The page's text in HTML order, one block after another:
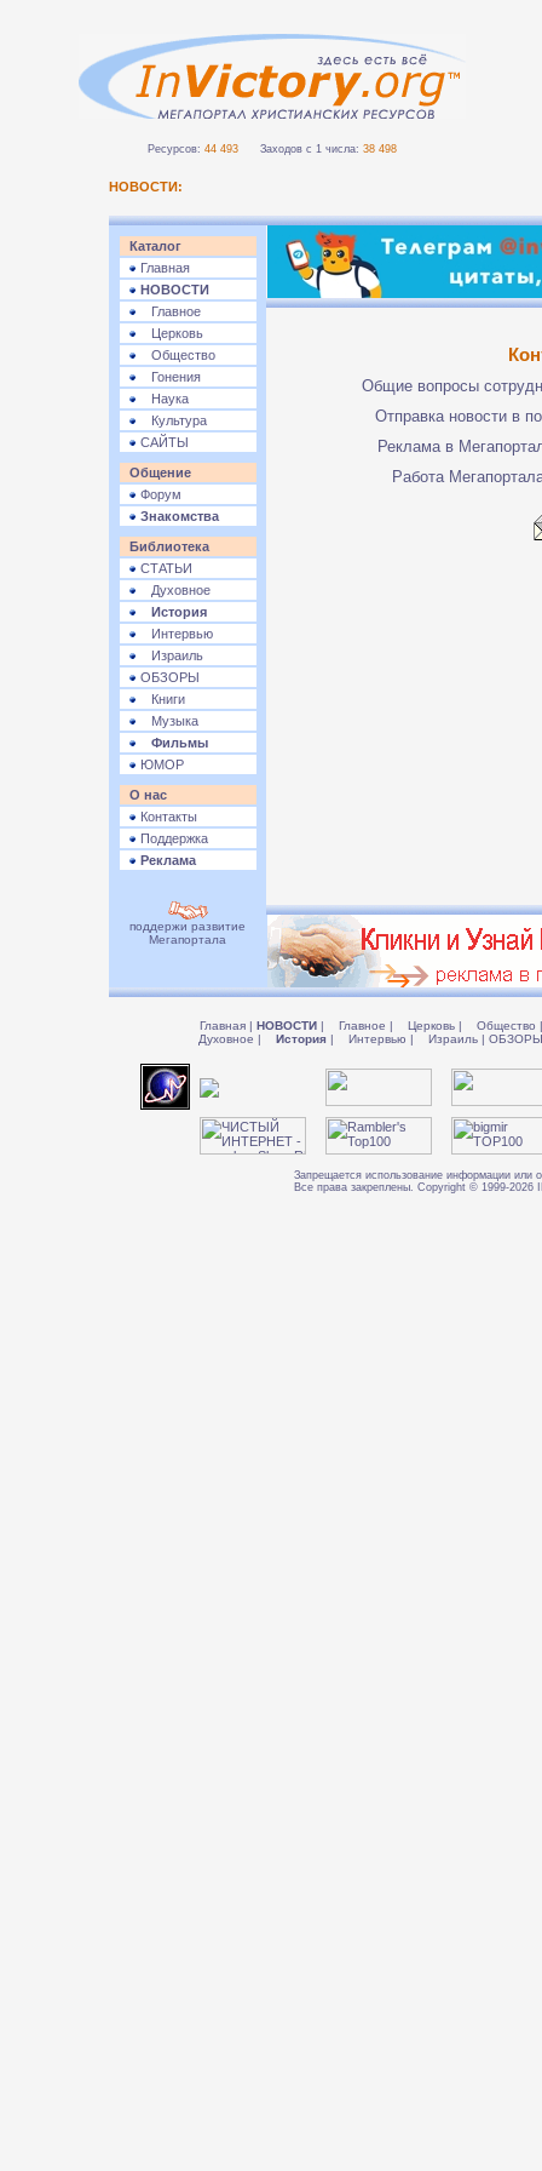
Ресурсов: 44 493 Заходов с 1 числа: 38 498
НОВОСТИ:
Каталог
Главная
НОВОСТИ
Главное
Церковь
Общество
Гонения
Наука
Культура
САЙТЫ
Общение
Форум
Знакомства
Библиотека
СТАТЬИ
Духовное
История
Интервью
Израиль
ОБЗОРЫ
Книги
Музыка
Фильмы
ЮМОР
О нас
Контакты
Поддержка
Реклама
Общие вопросы
Отправка новости в
Реклама в
Работа
поддержи развитие
Мегапортала
Главная | НОВОСТИ | Главное | Церковь | Общество |
Духовное | История | Интервью | Израиль |
Запрещается использование информации или
Все права закреплены. Copyright © 1999-